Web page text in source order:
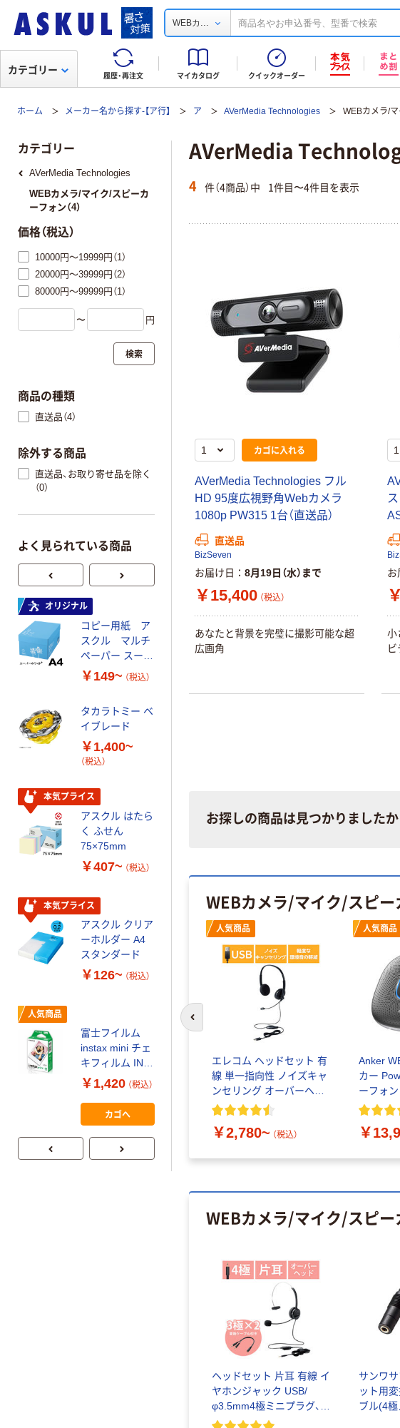
WEBカ ...
履歴・再注文 マイカタログ クイックオーダー
カテゴリー
ホーム メーカー名から探す-【ア行】 ア AVerMedia Technologies WEBカメラ/
AVerMedia
4 件（4商品）中 1件目〜4件目を表示
カゴに入れる
AVerMedia Technologies フル
HD 95度広視野角Webカメラ
1080p PW315 1台（直送品）
直送品
BizSeven
お届け日 8月19日（水）まで
￥15,400 （税込）
あなたと背景を完璧に撮影可能な超
広画角
お
小
ビ
お探しの商品は見つかりましたか
WEBカメラ/マイク/スピ
人気商品
エレコム ヘッドセット 有
線 単一指向性 ノイズキャ
ンセリング オーバーヘッ
ド HS-HP06
￥2,780~ （税込）
人気商品
Anker
カー
ーフォン
￥
前のスライドへ
WEBカメラ/マイク/スピ
ヘッドセット 片耳 有線 イ
ヤホンジャック USB/
φ3.5mm4極ミニプラグ、
φ3.5mm3極ミニプラグ
サンワ
ット用
ブル(4
カテゴリー
AVerMedia Technologies
WEBカメラ/マイク/スピーカ
ーフォン（4）
価格（税込）
10000円～19999円（1）
20000円～39999円（2）
80000円～99999円（1）
〜 円
検索
商品の種類
直送品（4）
除外する商品
直送品、お取り寄せ品を除く
（0）
よく見られている商品
オリジナル
コピー用紙 ア
スクル マルチ
ペーパー スーパ
ーホワイト+
￥149~ （税込）
タカラトミー ベ
イブレード
￥1,400~
（税込）
本気プライス
アスクル はたら
く ふせん
75×75mm
￥407~ （税込）
本気プライス
アスクル クリア
ーホルダー A4
スタンダード
￥126~ （税込）
人気商品
富士フイルム
instax mini チェ
キフィルム INS
MINI JP1 1パッ
ク（10枚入り）
￥1,420 （税込）
カゴへ
ータイプ 乳白半
本気プライス
コンパクト ビ
証
￥328~ （税込）
オリジナル
コピー用紙 マ
ルチペーパー
スーパーエコノ
ミー+
￥149~ （税込）
【ガムテープ】ア
スクル 現場のチ
カラ 厚さ
0.22mm 布テー
プ
￥145~
証
オリジナル
オリジナル